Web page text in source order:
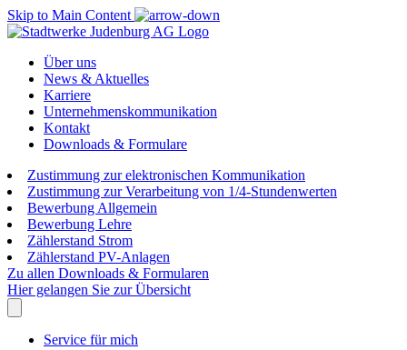
Skip to Main Content
Über uns
News & Aktuelles
Karriere
Unternehmenskommunikation
Kontakt
Downloads & Formulare
Zustimmung zur elektronischen Kommunikation
Zustimmung zur Verarbeitung von 1/4-Stundenwerten
Bewerbung Allgemein
Bewerbung Lehre
Zählerstand Strom
Zählerstand PV-Anlagen
Zu allen Downloads & Formularen
Hier gelangen Sie zur Übersicht
Service für mich